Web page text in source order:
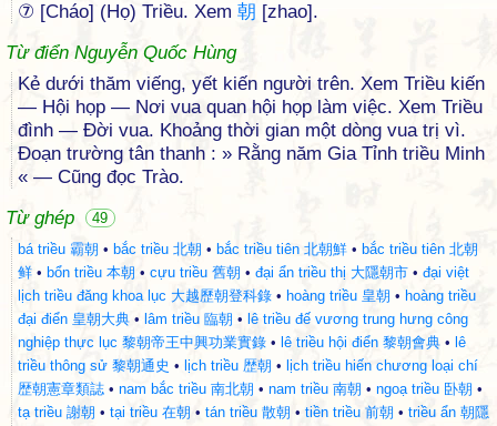
⑦ [Cháo] (Họ) Triều. Xem 朝 [zhao].
Từ điển Nguyễn Quốc Hùng
Kẻ dưới thăm viếng, yết kiến người trên. Xem Triều kiến
— Hội họp — Nơi vua quan hội họp làm việc. Xem Triều
đình — Đời vua. Khoảng thời gian một dòng vua trị vì.
Đoạn trường tân thanh : » Rằng năm Gia Tỉnh triều Minh
« — Cũng đọc Trào.
Từ ghép
49
bá triều 霸朝 • bắc triều 北朝 • bắc triều tiên 北朝鮮 • bắc triều tiên 北朝
鲜 • bổn triều 本朝 • cựu triều 舊朝 • đại ẩn triều thị 大隱朝市 • đại việt
lịch triều đăng khoa lục 大越歷朝登科錄 • hoàng triều 皇朝 • hoàng triều
đại điển 皇朝大典 • lâm triều 臨朝 • lê triều đế vương trung hưng công
nghiệp thực lục 黎朝帝王中興功業實錄 • lê triều hội điển 黎朝會典 • lê
triều thông sử 黎朝通史 • lịch triều 歴朝 • lịch triều hiến chương loại chí
歴朝憲章類誌 • nam bắc triều 南北朝 • nam triều 南朝 • ngoạ triều 卧朝 •
tạ triều 謝朝 • tại triều 在朝 • tán triều 散朝 • tiền triều 前朝 • triều ẩn 朝隱